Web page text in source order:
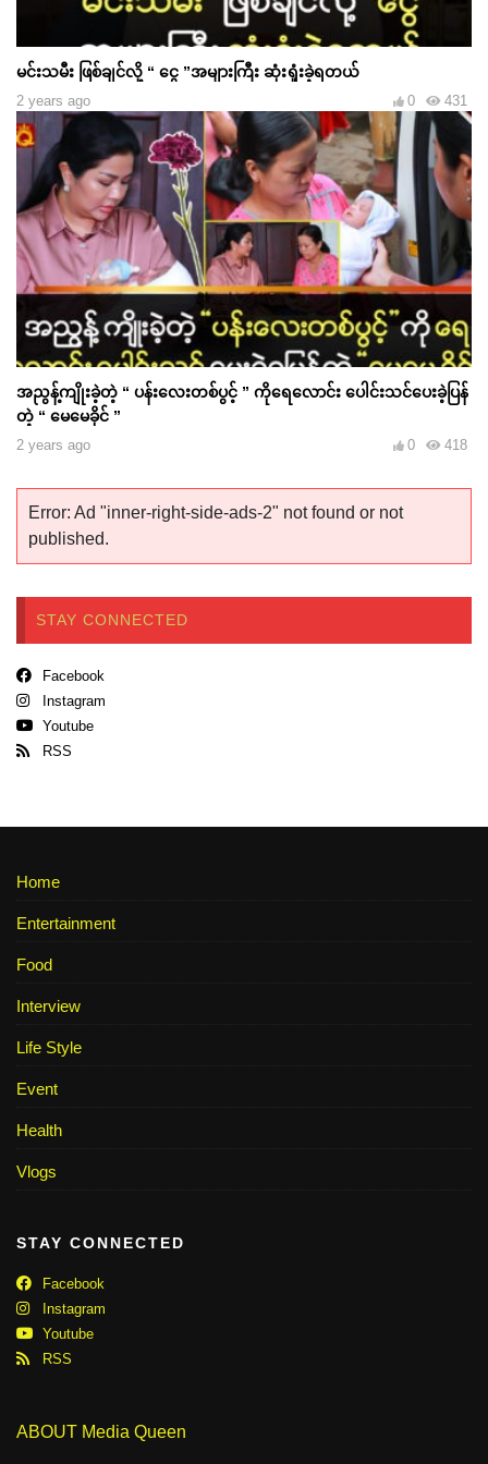
မင်းသမီး ဖြစ်ချင်လို့ “ ငွေ ”အများကြီး ဆုံးရှုံးခဲ့ရတယ်
2 years ago 431
0
အညွန့်ကျိုးခဲ့တဲ့ “ ပန်းလေးတစ်ပွင့် ” ကိုရေလောင်း ပေါင်းသင်ပေးခဲ့ပြန်
တဲ့ “ မေမေခိုင် ”
2 years ago 418
0
Error: Ad "inner-right-side-ads-2" not found or not
published.
STAY CONNECTED
Facebook
Instagram
Youtube
RSS
Home
Entertainment
Food
Interview
Life Style
Event
Health
Vlogs
STAY CONNECTED
Facebook
Instagram
Youtube
RSS
ABOUT Media Queen